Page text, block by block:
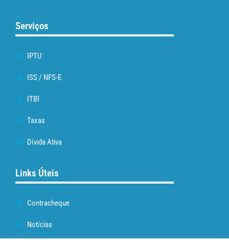
Serviços
IPTU
ISS / NFS-E
ITBI
Taxas
Dívida Ativa
Links Úteis
Contracheque
Notícias